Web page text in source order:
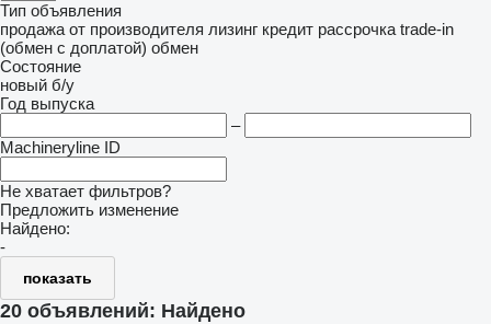
Тип объявления
продажа от производителя лизинг кредит рассрочка trade-in
(обмен с доплатой) обмен
Состояние
новый б/у
Год выпуска
–
Machineryline ID
Не хватает фильтров?
Предложить изменение
Найдено:
-
показать
20 объявлений: Найдено